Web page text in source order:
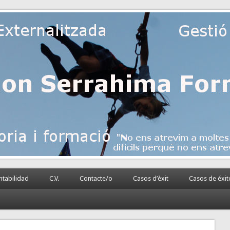
PyME
C.V. Contacte/o Casos d’èxit Casos de